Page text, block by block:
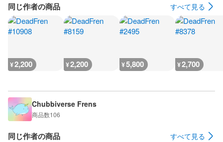
同じ作者の商品 すべて見る
¥2,200 ¥2,200 ¥5,800 ¥2,700
Chubbiverse Frens
商品数106
同じ作者の商品 すべて見る